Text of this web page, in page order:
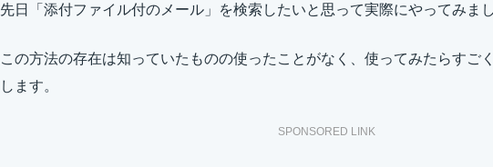
先日「添付ファイル付のメール」を検索したいと思って実際にやってみまし
この方法の存在は知っていたものの使ったことがなく、使ってみたらすご
します。
SPONSORED LINK